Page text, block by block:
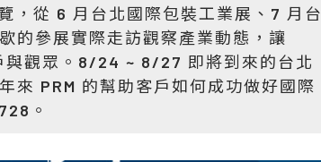
，從 6 月台北國際包裝工業展、7 月台
的參展實際走訪觀察產業動態，讓
與觀眾。8/24 ~ 8/27 即將到來的台北
來 PRM 的幫助客戶如何成功做好國際
。